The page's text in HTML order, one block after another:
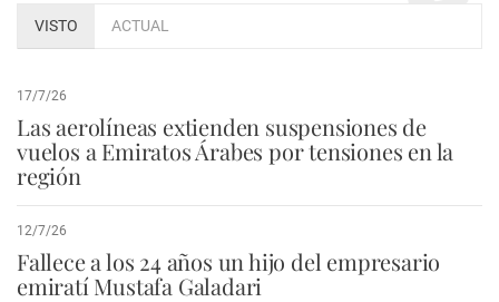
VISTO ACTUAL
17/7/26
Las aerolíneas extienden suspensiones de
vuelos a Emiratos Árabes por tensiones en la
región
12/7/26
Fallece a los 24 años un hijo del empresario
emiratí Mustafa Galadari